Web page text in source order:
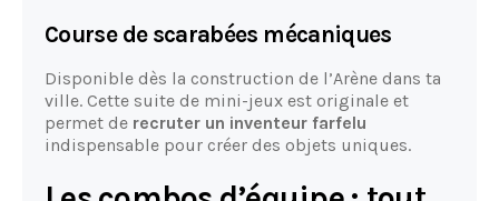
Course de scarabées mécaniques
Disponible dès la construction de l’Arène dans ta
ville. Cette suite de mini-jeux est originale et
permet de recruter un inventeur farfelu
indispensable pour créer des objets uniques.